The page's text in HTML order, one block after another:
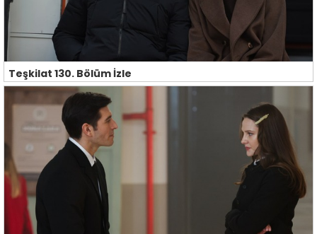
Teşkilat 130. Bölüm İzle